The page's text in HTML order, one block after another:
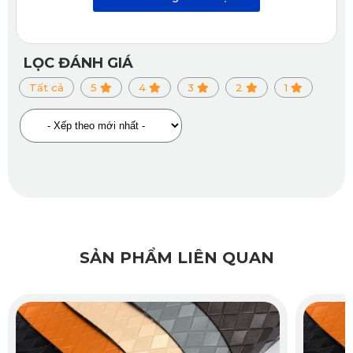
2.5. Hỗ Trợ Cách Âm – Giảm Rung Ổn Định
Thảm có độ dày hợp lý (~2mm), vừa đủ để hấp thụ rung
động từ mặt đường, giúp giảm tiếng ồn vọng lên khoang
Tô 360 Lynk & Co 09 2025
LỌC ĐÁNH GIÁ
Tất cả 5 4 3 2 1
SẢN PHẨM LIÊN QUAN